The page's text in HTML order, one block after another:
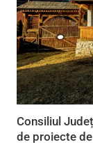
Consiliul
de proiecte